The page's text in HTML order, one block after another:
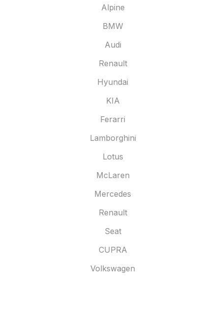
Alpine
BMW
Audi
Renault
Hyundai
KIA
Ferarri
Lamborghini
Lotus
McLaren
Mercedes
Renault
Seat
CUPRA
Volkswagen